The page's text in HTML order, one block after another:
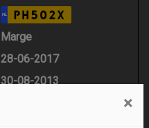
NL PH502X
Marge
28-06-2017
30-08-2013
×